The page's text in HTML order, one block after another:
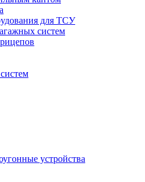
для ТСУ
систем
устройства